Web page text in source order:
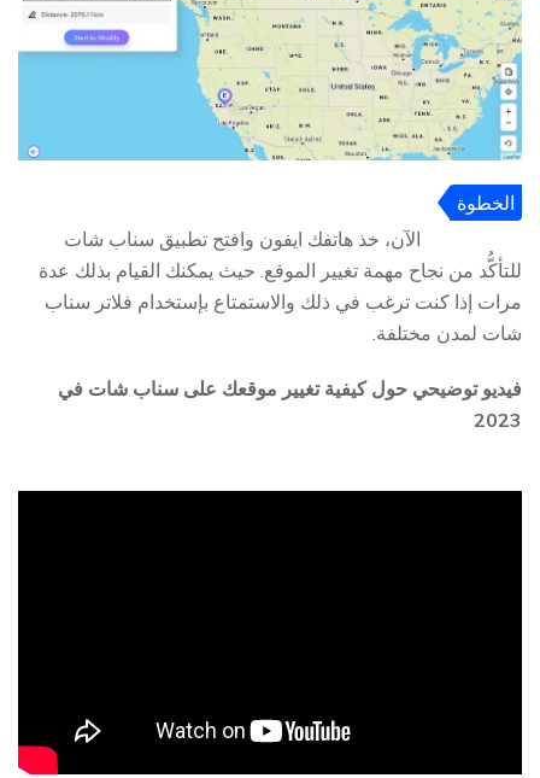
الخطوة
الآن، خذ هاتفك ايفون وافتح تطبيق سناب شات
للتأكُّد من نجاح مهمة تغيير الموقع. حيث يمكنك القيام بذلك عدة
مرات إذا كنت ترغب في ذلك والاستمتاع بإستخدام فلاتر سناب
شات لمدن مختلفة.
فيديو توضيحي حول كيفية تغيير موقعك على سناب شات في
2023